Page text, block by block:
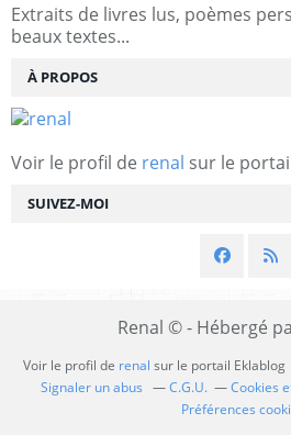
SUIVEZ-MOI
Extraits de livres lus, poèmes
beaux textes...
À PROPOS
Voir le profil de renal sur le
Renal © - Hébergé
Voir le profil de renal sur le portail Eklablog
Signaler un abus
C.G.U.
Cookies
Préférences